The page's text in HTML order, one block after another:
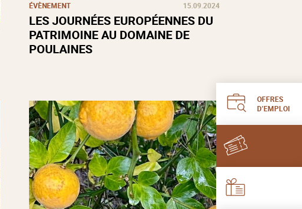
OFFRES
D’EMPLOI
ÉVÈNEMENT 15.09.2024
LES JOURNÉES EUROPÉENNES DU
PATRIMOINE AU DOMAINE DE
POULAINES